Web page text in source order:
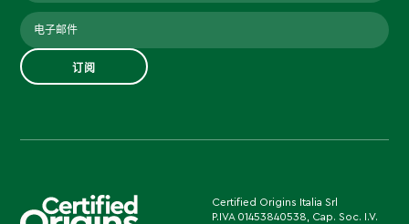
Certified Origins Italia Srl
P.IVA 01453840538, Cap. Soc. I.V.